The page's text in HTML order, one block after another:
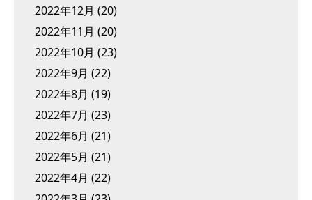
2022年12月 (20)
2022年11月 (20)
2022年10月 (23)
2022年9月 (22)
2022年8月 (19)
2022年7月 (23)
2022年6月 (21)
2022年5月 (21)
2022年4月 (22)